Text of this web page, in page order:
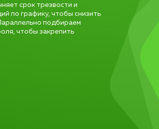
срок трезвости и
по графику, чтобы снизить
подбираем
чтобы закрепить